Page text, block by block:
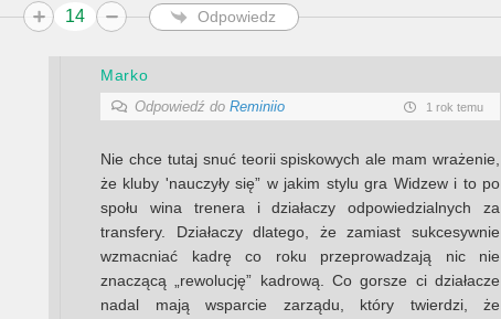
14 Odpowiedz
Marko
Odpowiedź do Reminiio 1 rok temu
Nie chce tutaj snuć teorii spiskowych ale mam wrażenie,
że kluby 'nauczyły się” w jakim stylu gra Widzew i to po
społu wina trenera i działaczy odpowiedzialnych za
transfery. Działaczy dlatego, że zamiast sukcesywnie
wzmacniać kadrę co roku przeprowadzają nic nie
znaczącą „rewolucję” kadrową. Co gorsze ci działacze
nadal mają wsparcie zarządu, który twierdzi, że